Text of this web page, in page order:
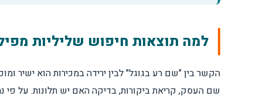
כמה עולה ניהול מוניטין באינטרנט?
טעות שעולה ביוקר – התעלמות מביקורות
למה תוצאות חיפוש שליליות
הקשר בין "שם רע בגוגל" לבין ירידה במכירות הוא
שם העסק, קריאת ביקורות, בדיקה האם יש תלונות. על פי